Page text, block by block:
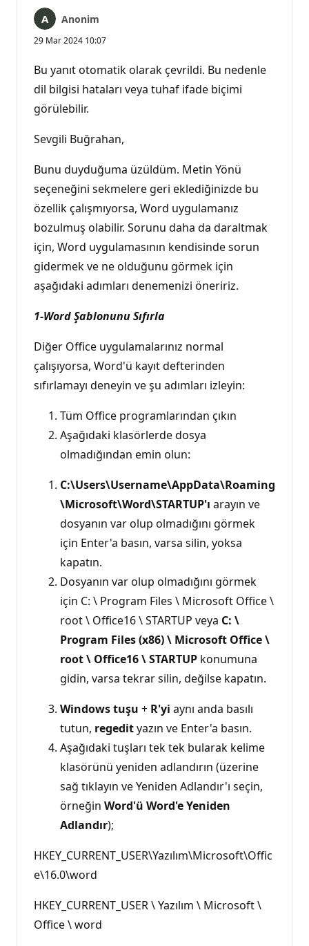
Anonim
29 Mar 2024 10:07
Bu yanıt otomatik olarak çevrildi. Bu nedenle
dil bilgisi hataları veya tuhaf ifade biçimi
görülebilir.
Sevgili Buğrahan,
Bunu duyduğuma üzüldüm. Metin Yönü
seçeneğini sekmelere geri eklediğinizde bu
özellik çalışmıyorsa, Word uygulamanız
bozulmuş olabilir. Sorunu daha da daraltmak
için, Word uygulamasının kendisinde sorun
gidermek ve ne olduğunu görmek için
aşağıdaki adımları denemenizi öneririz.
1-Word Şablonunu Sıfırla
Diğer Office uygulamalarınız normal
çalışıyorsa, Word'ü kayıt defterinden
sıfırlamayı deneyin ve şu adımları izleyin:
Tüm Office programlarından çıkın
Aşağıdaki klasörlerde dosya
olmadığından emin olun:
C:\Users\Username\AppData\Roaming
\Microsoft\Word\STARTUP'ı arayın ve
dosyanın var olup olmadığını görmek
için Enter'a basın, varsa silin, yoksa
kapatın.
Dosyanın var olup olmadığını görmek
için C: \ Program Files \ Microsoft Office \
root \ Office16 \ STARTUP veya C: \
Program Files (x86) \ Microsoft Office \
root \ Office16 \ STARTUP konumuna
gidin, varsa tekrar silin, değilse kapatın.
Windows tuşu + R'yi aynı anda basılı
tutun, regedityazın ve Enter'a basın.
Aşağıdaki tuşları tek tek bularak kelime
klasörünü yeniden adlandırın (üzerine
sağ tıklayın ve Yeniden Adlandır'ı seçin,
örneğin Word'ü Word'e Yeniden
Adlandır);
HKEY_CURRENT_USER\Yazılım\Microsoft\Offic
e\16.0\word
HKEY_CURRENT_USER \ Yazılım \ Microsoft \
Office \ word